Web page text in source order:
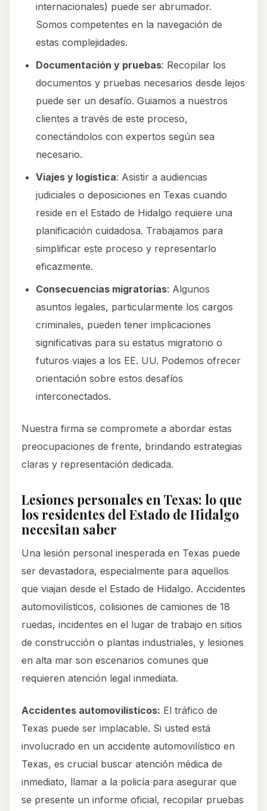
internacionales) puede ser abrumador.
Somos competentes en la navegación de
estas complejidades.
Documentación y pruebas: Recopilar los
documentos y pruebas necesarios desde lejos
puede ser un desafío. Guiamos a nuestros
clientes a través de este proceso,
conectándolos con expertos según sea
necesario.
Viajes y logística: Asistir a audiencias
judiciales o deposiciones en Texas cuando
reside en el Estado de Hidalgo requiere una
planificación cuidadosa. Trabajamos para
simplificar este proceso y representarlo
eficazmente.
Consecuencias migratorias: Algunos
asuntos legales, particularmente los cargos
criminales, pueden tener implicaciones
significativas para su estatus migratorio o
futuros viajes a los EE. UU. Podemos ofrecer
orientación sobre estos desafíos
interconectados.
Nuestra firma se compromete a abordar estas
preocupaciones de frente, brindando estrategias
claras y representación dedicada.
Lesiones personales en Texas: lo que
los residentes del Estado de Hidalgo
necesitan saber
Una lesión personal inesperada en Texas puede
ser devastadora, especialmente para aquellos
que viajan desde el Estado de Hidalgo. Accidentes
automovilísticos, colisiones de camiones de 18
ruedas, incidentes en el lugar de trabajo en sitios
de construcción o plantas industriales, y lesiones
en alta mar son escenarios comunes que
requieren atención legal inmediata.
Accidentes automovilísticos: El tráfico de
Texas puede ser implacable. Si usted está
involucrado en un accidente automovilístico en
Texas, es crucial buscar atención médica de
inmediato, llamar a la policía para asegurar que
se presente un informe oficial, recopilar pruebas